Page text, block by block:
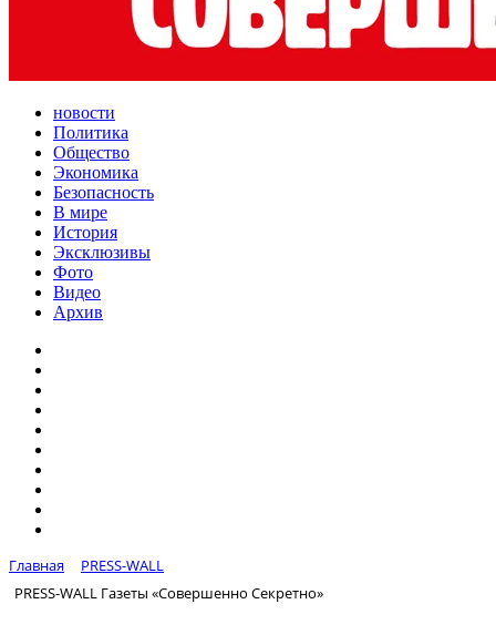
новости
Политика
Общество
Экономика
Безопасность
В мире
История
Эксклюзивы
Фото
Видео
Архив
Главная
PRESS-WALL
PRESS-WALL Газеты «Совершенно Секретно»